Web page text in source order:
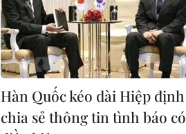
Hàn Quốc kéo dài Hiệp định
chia sẻ thông tin tình báo có